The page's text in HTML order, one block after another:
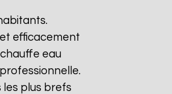
efficacement
eau
les plus brefs